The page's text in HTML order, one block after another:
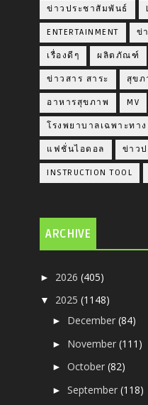
ข่าวประชาสัมพันธ์
ENTERTAINMENT ข่
เรื่องดีๆ ผลิตภัณฑ์
ข่าวสาร สาระ สุขภ
อาหารสุขภาพ MV
โรงพยาบาลเฉพาะทาง
แฟชั่นไอดอล ข่าว
INSTRUCTION TOOL
ARCHIVE
► 2026(405)
▼ 2025(1148)
► December(84)
► November(111)
►October(82)
►September(118)